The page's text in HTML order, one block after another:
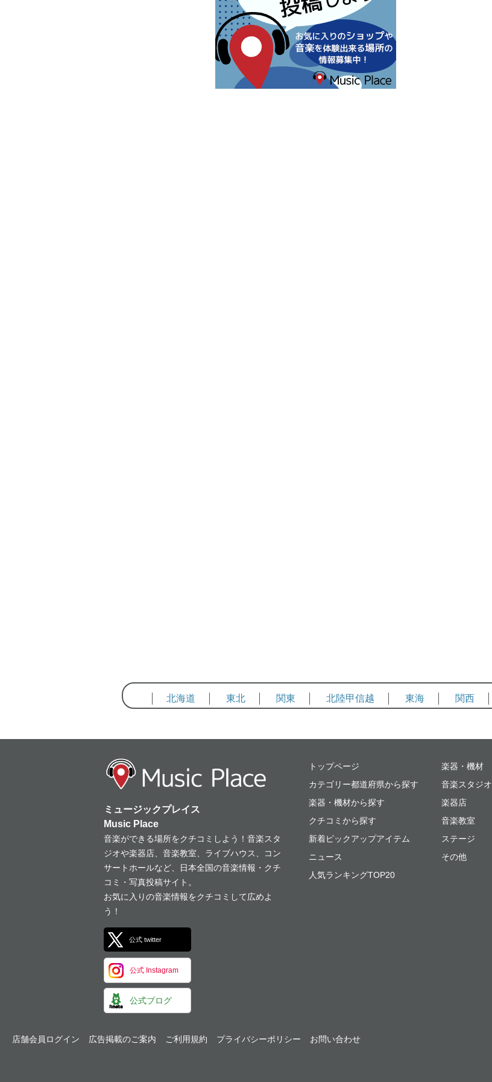
北海道 東北 関東 北陸甲信越 東海 関西
ミュージックプレイス
ミュージックプレイス
Music Place
音楽ができる場所をクチコミしよう！音楽スタ
ジオや楽器店、音楽教室、ライブハウス、コン
サートホールなど、日本全国の音楽情報・クチ
コミ・写真投稿サイト。
お気に入りの音楽情報をクチコミして広めよ
う！
公式 twitter
公式 Instagram
公式ブログ
トップページ
カテゴリー都道府県から探す
楽器・機材から探す
クチコミから探す
新着ピックアップアイテム
ニュース
人気ランキングTOP20
楽器・機材
音楽スタジオ
楽器店
音楽教室
ステージ
その他
店舗会員ログイン 広告掲載のご案内 ご利用規約 プライバシーポリシー
お問い合わせ